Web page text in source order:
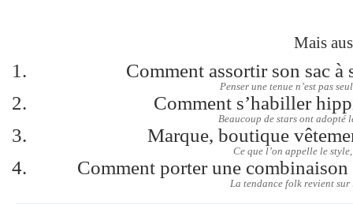
Mais
Comment assortir son sac à
Penser une tenue n’est pas
Comment s’habiller
Beaucoup de stars ont adopté
Marque, boutique
Ce que l’on appelle le
Comment porter une
La tendance folk revient sur